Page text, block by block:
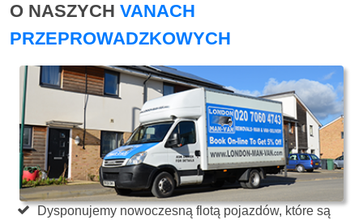
O NASZYCH VANACH
PRZEPROWADZKOWYCH
Dysponujemy nowoczesną flotą pojazdów, które są